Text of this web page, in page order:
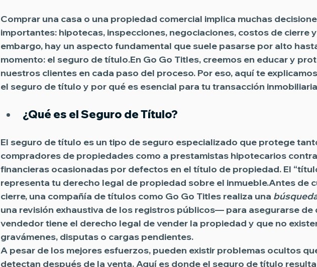
Comprar una casa o una propiedad comercial implica muchas
importantes: hipotecas, inspecciones, negociaciones, costos de cierre y
embargo, hay un aspecto fundamental que suele pasarse por alto
momento: el seguro de título.En Go Go Titles, creemos en educar y
nuestros clientes en cada paso del proceso. Por eso, aquí te
el seguro de título y por qué es esencial para tu transacción
¿Qué es el Seguro de Título?
El seguro de título es un tipo de seguro especializado que protege
compradores de propiedades como a prestamistas hipotecarios
financieras ocasionadas por defectos en el título de propiedad. El
representa tu derecho legal de propiedad sobre el inmueble.Antes de
cierre, una compañía de títulos como Go Go Titles realiza una
una revisión exhaustiva de los registros públicos— para asegurarse de
vendedor tiene el derecho legal de vender la propiedad y que no
gravámenes, disputas o cargas pendientes.
A pesar de los mejores esfuerzos, pueden existir problemas ocultos
detectan después de la venta. Aquí es donde el seguro de título resulta